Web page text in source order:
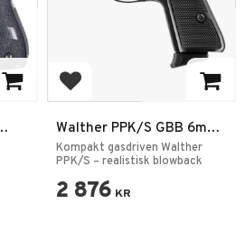
Add to favorites
Walther PPK/S GBB 6mm
– Gasdriven Blowback
Kompakt gasdriven Walther
PPK/S – realistisk blowback
2 876 KR